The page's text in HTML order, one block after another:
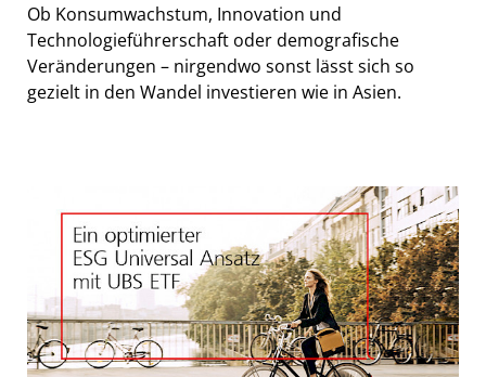
Ob Konsumwachstum, Innovation und
Technologieführerschaft oder demografische
Veränderungen – nirgendwo sonst lässt sich so
gezielt in den Wandel investieren wie in Asien.